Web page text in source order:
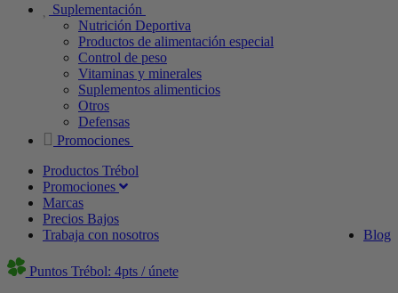
Suplementación
Nutrición Deportiva
Productos de alimentación especial
Control de peso
Vitaminas y minerales
Suplementos alimenticios
Otros
Defensas
Promociones
Productos Trébol
Promociones
Marcas
Precios Bajos
Blog
Trabaja con nosotros
Puntos Trébol: 4pts / únete